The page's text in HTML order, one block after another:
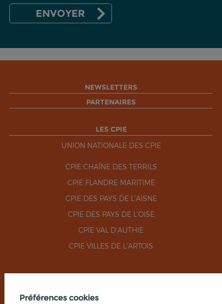
NEWSLETTERS
PARTENAIRES
LES CPIE
UNION NATIONALE DES CPIE
CPIE CHAÎNE DES TERRILS
CPIE FLANDRE MARITIME
CPIE DES PAYS DE L'AISNE
CPIE DES PAYS DE L'OISE
CPIE VAL D'AUTHIE
CPIE VILLES DE L'ARTOIS
Préférences cookies